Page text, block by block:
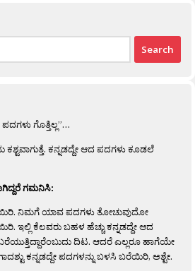
ಗೊತ್ತಿಲ್ಲ”…
ಕನ್ನಡದ್ದೇ ಆದ ಪದಗಳು ಕೂಡಲೆ
ಗಮನಿಸಿ:
ನಿಮಗೆ ಯಾವ ಪದಗಳು ತೋಚುವುದೋ
ಇಲ್ಲಿ ಕೆಲವರು ಬಹಳ ಹೆಚ್ಚು ಕನ್ನಡದ್ದೇ ಆದ
ದಿಟ. ಆದರೆ ಎಲ್ಲರೂ ಹಾಗೆಯೇ
ಕನ್ನಡದ್ದೇ ಪದಗಳನ್ನು ಬಳಸಿ ಬರೆಯಿರಿ, ಅಶ್ಟೇ.